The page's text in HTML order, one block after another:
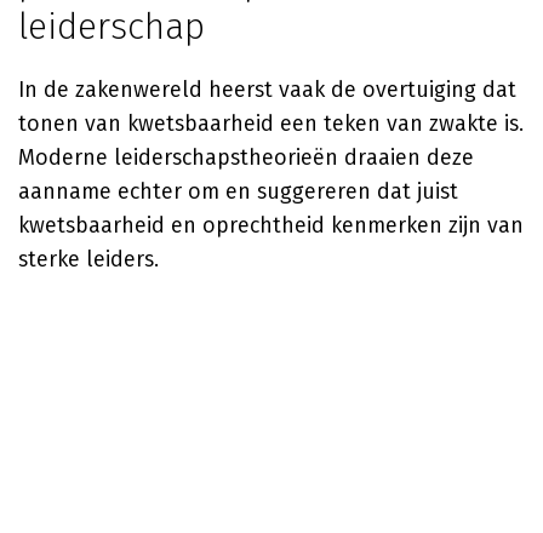
leiderschap
In de zakenwereld heerst vaak de overtuiging dat
tonen van kwetsbaarheid een teken van zwakte is.
Moderne leiderschapstheorieën draaien deze
aanname echter om en suggereren dat juist
kwetsbaarheid en oprechtheid kenmerken zijn van
sterke leiders.